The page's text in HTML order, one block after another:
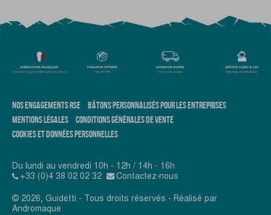
NOS ENGAGEMENTS RSE
BÂTONS PERSONNALISÉS POUR LES ENTREPRISES
MENTIONS LÉGALES
CONDITIONS GÉNÉRALES DE VENTE
COOKIES ET DONNÉES PERSONNELLES
Du lundi au vendredi 10h - 12h / 14h - 16h
+33 (0)4 38 02 02 32
Contactez-nous
© 2026, Guidetti - Tous droits réservés - Réalisé par
Andromaque